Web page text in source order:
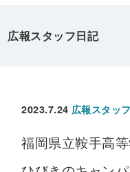
広報スタッフ日記
2023.7.24 広報スタッ
福岡県立鞍手高